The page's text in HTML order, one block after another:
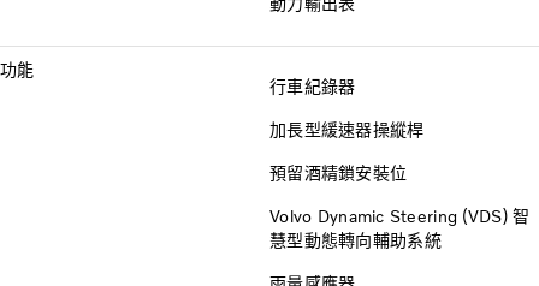
動力輸出表
功能
行車紀錄器
加長型緩速器操縱桿
預留酒精鎖安裝位
Volvo Dynamic Steering (VDS) 智
慧型動態轉向輔助系統